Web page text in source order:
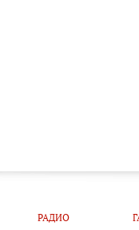
РАДИО